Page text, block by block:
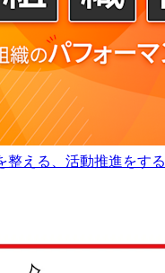
整える、活動推進をする